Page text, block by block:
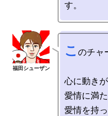
こ のチャ
心に動き
愛情に満
愛情を持